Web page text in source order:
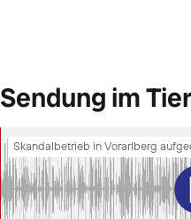
Sendung im